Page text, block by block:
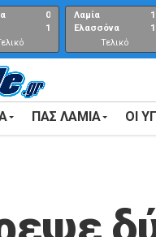
0
1
Λαμία
Ελασσόνα
1
1
Τελικό
Αποτέλεσμα
ΠΑΣ ΛΑΜΙΑ ΟΙ